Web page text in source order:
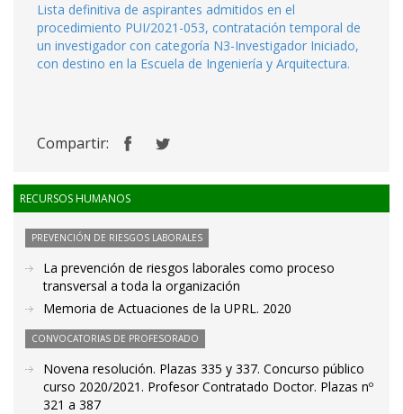
Lista definitiva de aspirantes admitidos en el
procedimiento PUI/2021-053, contratación temporal de
un investigador con categoría N3-Investigador Iniciado,
con destino en la Escuela de Ingeniería y Arquitectura.
Compartir:
RECURSOS HUMANOS
PREVENCIÓN DE RIESGOS LABORALES
La prevención de riesgos laborales como proceso
transversal a toda la organización
Memoria de Actuaciones de la UPRL. 2020
CONVOCATORIAS DE PROFESORADO
Novena resolución. Plazas 335 y 337. Concurso público
curso 2020/2021. Profesor Contratado Doctor. Plazas nº
321 a 387